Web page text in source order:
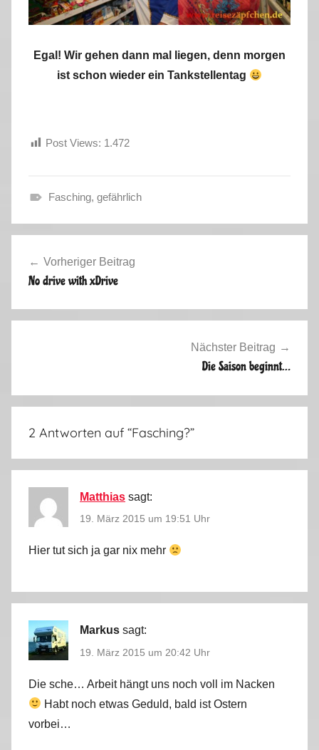
Egal! Wir gehen dann mal liegen, denn morgen
ist schon wieder ein Tankstellentag
Post Views: 1.472
i
e
r
2
0
2
0
Fasching, gefährlich
Vorheriger Beitrag
No drive with xDrive
Nächster Beitrag
Die Saison beginnt…
2 Antworten auf “Fasching?”
Matthias sagt:
19. März 2015 um 19:51 Uhr
Hier tut sich ja gar nix mehr
Markus sagt:
19. März 2015 um 20:42 Uhr
Die sche… Arbeit hängt uns noch voll im Nacken
Habt noch etwas Geduld, bald ist Ostern
vorbei…